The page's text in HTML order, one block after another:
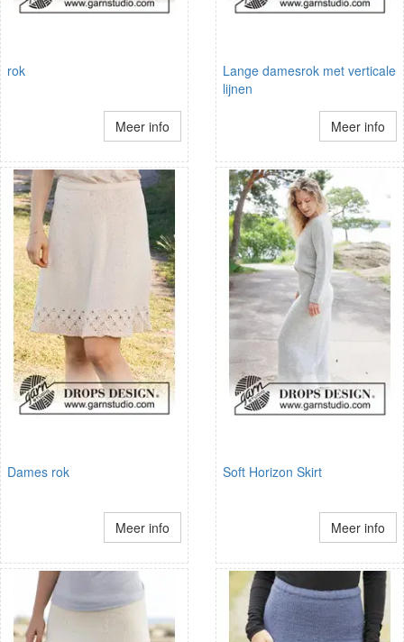
rok
Meer info
Lange damesrok met verticale
lijnen
Meer info
Dames rok
Meer info
Soft Horizon Skirt
Meer info